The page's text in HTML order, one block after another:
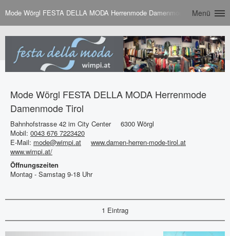
Mode Wörgl FESTA DELLA MODA Herrenmode Damenmode TirolMenü
Mode Wörgl FESTA DELLA MODA Herrenmode
Damenmode Tirol
Bahnhofstrasse 42 im City Center
6300 Wörgl
Mobil: 0043 676 7223420
E-Mail: mode@wimpi.at
www.damen-herren-mode-tirol.at
www.wimpi.at/
Öffnungszeiten
Montag - Samstag 9-18 Uhr
1 Eintrag